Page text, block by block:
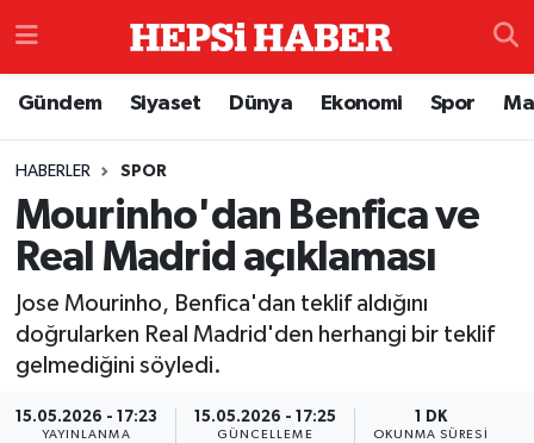
Gündem Siyaset Dünya Ekonomi Spor
HABERLER SPOR
Mourinho'dan Benfica ve
Real Madrid açıklaması
Jose Mourinho, Benfica'dan teklif aldığını
doğrularken Real Madrid'den herhangi bir teklif
gelmediğini söyledi.
15.05.2026 - 17:23
YAYINLANMA
15.05.2026 - 17:25
GÜNCELLEME
1 DK
OKUNMA SÜRESI
Çevre
Dünya
Eğitim
İzmir Namaz Vakitleri
İstanbul Trafik Yoğunluk Haritası
Süper Lig Puan Durumu ve Fikstür